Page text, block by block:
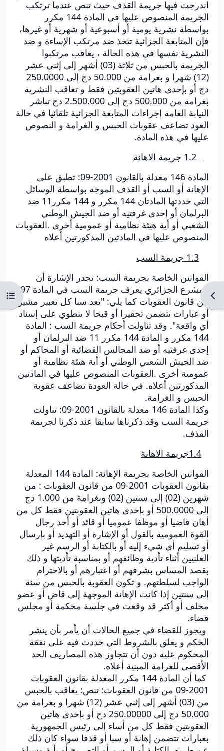
Ouvrir l’index du cours
اندرجت فيها جريمة القذف حيث تنص عندما ترتكب
الجريمة المنصوص عليها في المادة 144 مكرر
بواسطة نشرية يومية أو أسبوعية أو شهرية أو غيرها،
فإن المتابعة الجزائية تتخذ ضد مرتكب الإساءة و ضد
النشرية نفسها في هذه الحالة ، يعاقب مرتكبوا
الجريمة بالحبس من ثلاثة (03) أشهر إلى إثني عشر
(12) شهرا و بغرامة من 50.000 دج إلى 250.0000
دج أو بإحدى هاتين العقوبتين فقط و تعاقب النشرية
بغرامة من 500.000 دج إلى 2.500.000 دج تباشر
النيابة العامة إجراءات المتابعة الجزائية تلقائيا في حالة
العود تضاعف عقوبات الحبس و الغرامة و النصوص
عليها في هذه المادة.
المادة 146 معدلة بالقانون 2001-09: تطبق على
الإهانة أو السب أو القذف الموجه بواسطة الوسائل
التي حددتها المادتان 144 مكرر و 144 مكرر11 ضد
البرلمان أو إحدى غرفتيه أو ضد الجيش الوطني
الشعبي أو أية هيئة نظامية أو عمومية أخرى .العقوبات
المنصوص عليها في المادتين المذكورتين أعلاه
1.3 جريمة السب
القوانين الخاصة بجريمة السب: تجدر الإشارة أن
المشرع الجزائري يعرف جريمة السب في المادة 297
من قانون العقوبات كما يلي: "يعد سبا كل تعبير مشين
أو عبارات تتضمن تحقيرا أو قبحا لا ينطوي على إسناد
أي واقعة". وقد تناولت أحكام جريمة السب : المادة
144 مكرر و المادة 144 مكرر 11 ضد البرلمان أو
إحدى غرفتيه أو ضد المجالس القضائية أو المحاكم أو
ضد الجيش الشعبي الوطني أو أية هيئة نظامية أو
عمومية أخرى .العقوبات المنصوص عليها في المادتين
المذكورتين أعلاه. في حالة العودة تضاعف عقوبة
الحبس و الغرامة.
وكذا المادة 146 معدلة بالقانون 2001-09: تناولت
جريمة السب وقد ذكرناها سابقا عند ذكرنا لجريمة
القذف.
1.4جريمة الاهانة
القوانين الخاصة بجريمة الإهانة: المادة 144 المعدلة
بقانون العقوبات 2001-09 من قانون العقوبات : من
شهرين (02) إلى سنتين (02) وبغرامة من 1.000 دج
إلى 500.0000 أو بإحدى هاتين العقوبتين فقط كل من
أهان قاضيا أو موظفا عموميا أو قائد أو أحد رجال
القوة العمومية بالقول أو الإشارة أو التهديد أو بإرسال
أو تسليم أي شيء إليه أو بالكتابة أو الرسم غير
العلنيين أثناء تأدية وظائفهم أو بمناسبة تأديتها و ذلك
بقصد المساس بشرفهم أو اعتبارهم أو بالاحترام
الواجب لسلطتهم. و تكون العقوبة بالحبس من سنة
إلى سنتين إذا كانت الإهانة الموجهة إلى قاض أو عضو
محلف أو أكثر قد وقعت في جلسة محكمة أو مجلس
قضاء.
ويجوز للقضاء في جميع الحالات أن يأمر بأن ينشر
الحكم و يعلق بالشروط التي حددت فيه على نفقة
المحكوم عليه دون أن تتجاوز هذه المصاريف الحد
الأقصى للغرامة المبنية أعلاه.
كما أن المادة 144 مكرر المعدلة بقانون العقوبات
2001-09 من قانون العقوبات: تنص: يعاقب بالحبس
من (03) أشهر إلى إثني عشر (12) شهرا و بغرامة من
50.000 دج إلى 250.00000 دج أو بإحدى هاتين
العقوبتين فقط كل من أساء إلى رئيس الجمهورية
بعبارات تتضمن إهانة أو سبا أو قذفا سواء كان ذلك